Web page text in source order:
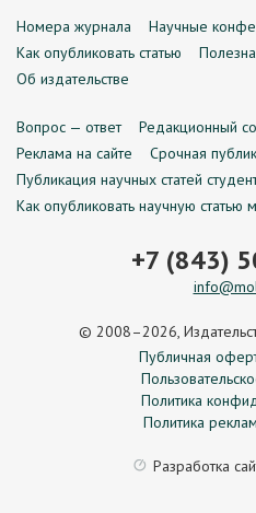
Номера журнала Научные
Как опубликовать статью
Об издательстве
Вопрос — ответ Редакционный
Реклама на сайте
Срочная
Публикация научных статей
Как опубликовать научную статью
+7 (843)
© 2008–2026,
Публичная
Политика
Политика
Разработка